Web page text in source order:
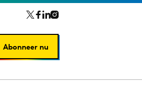
Abonneer nu
Abonneer nu